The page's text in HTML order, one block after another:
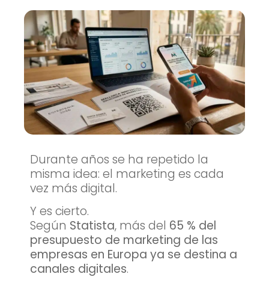
Durante años se ha repetido la
misma idea: el marketing es cada
vez más digital.
Y es cierto.
Según Statista, más del 65 % del
presupuesto de marketing de las
empresas en Europa ya se destina a
canales digitales.